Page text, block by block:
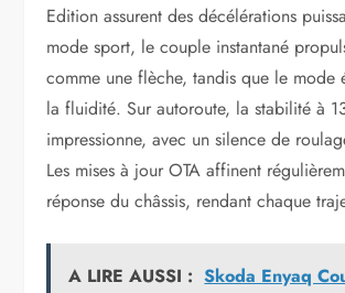
Edition assurent des décélérations
mode sport, le couple instantané
comme une flèche, tandis que le mode
la fluidité. Sur autoroute, la stabilité à
impressionne, avec un silence de
Les mises à jour OTA affinent
réponse du châssis, rendant chaque
A LIRE AUSSI : Skoda Enyaq